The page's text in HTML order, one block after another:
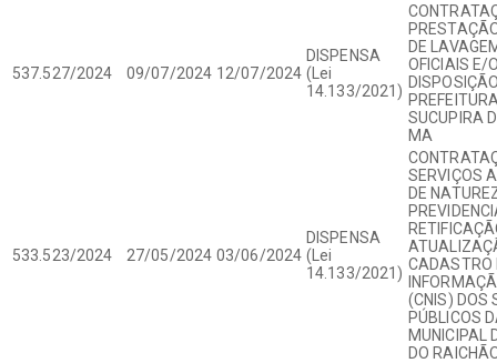
537.527/2024 09/07/2024 12/07/2024
DISPENSA
(Lei
14.133/2021)
DE
OFICIAIS E/
SUCUPIRA
MA
533.523/2024 27/05/2024 03/06/2024
DISPENSA
(Lei
14.133/2021)
SERVIÇOS
DE
CADASTRO
(CNIS) DOS
PÚBLICOS
MUNICIPAL
DO